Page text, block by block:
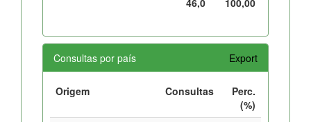
Consultas por país Export
Origem Consultas
Perc.
(%)